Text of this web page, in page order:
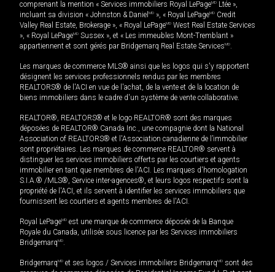
comprenant la mention « Services immobiliers Royal LePageMD Ltée »,
incluant sa division « Johnston & Daniel MD », « Royal LePageMD Credit
Valley Real Estate, Brokerage », « Royal LePageMD West Real Estate Services
», « Royal LePageMD Sussex », et « Les immeubles Mont-Tremblant »
appartiennent et sont gérés par Bridgemarq Real Estate ServicesMD.
Les marques de commerce MLS® ainsi que les logos qui s'y rapportent
désignent les services professionnels rendus par les membres
REALTORS® de l'ACI en vue de l'achat, de la vente et de la location de
biens immobiliers dans le cadre d'un système de vente collaborative.
REALTOR®, REALTORS® et le logo REALTOR® sont des marques
déposées de REALTOR® Canada Inc., une compagnie dont la National
Association of REALTORS® et l'Association canadienne de l’immobilier
sont propriétaires. Les marques de commerce REALTOR® servent à
distinguer les services immobiliers offerts par les courtiers et agents
immobilier en tant que membres de l'ACI. Les marques d'homologation
S.I.A.® /MLS®, Service inter-agences®, et leurs logos respectifs sont la
propriété de l'ACI, et ils servent à identifier les services immobiliers que
fournissent les courtiers et agents membres de l'ACI.
Royal LePageMD est une marque de commerce déposée de la Banque
Royale du Canada, utilisée sous licence par les Services immobiliers
BridgemarqMD.
BridgemarqMD et ses logos / Services immobiliers BridgemarqMD sont des